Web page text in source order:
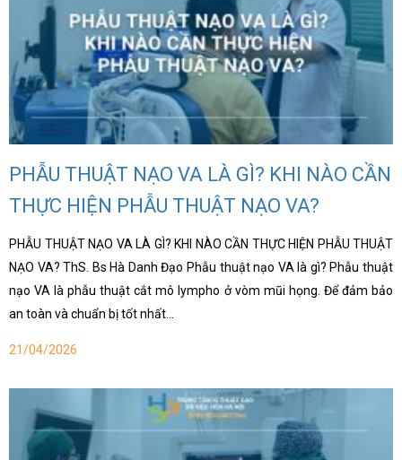
PHẪU THUẬT NẠO VA LÀ GÌ? KHI NÀO CẦN
THỰC HIỆN PHẪU THUẬT NẠO VA?
PHẪU THUẬT NẠO VA LÀ GÌ? KHI NÀO CẦN THỰC HIỆN PHẪU THUẬT
NẠO VA? ThS. Bs Hà Danh Đạo Phẫu thuật nạo VA là gì? Phẫu thuật
nạo VA là phẫu thuật cắt mô lympho ở vòm mũi họng. Để đảm bảo
an toàn và chuẩn bị tốt nhất…
21/04/2026